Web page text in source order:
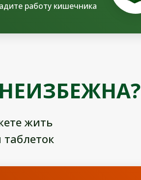
работу кишечника
жить